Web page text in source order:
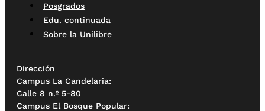
Posgrados
Edu. continuada
Sobre la Unilibre
Dirección
Campus La Candelaria:
Calle 8 n.º 5-80
Campus El Bosque Popular: